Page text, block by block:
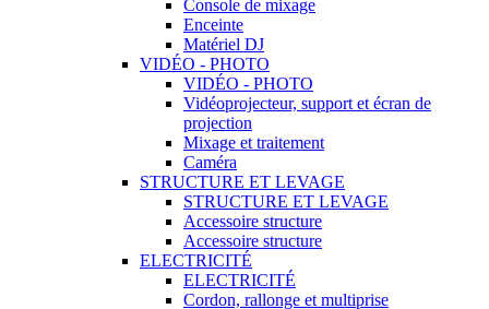
Console de mixage
Enceinte
Matériel DJ
VIDÉO - PHOTO
VIDÉO - PHOTO
Vidéoprojecteur, support et écran de
projection
Mixage et traitement
Caméra
STRUCTURE ET LEVAGE
STRUCTURE ET LEVAGE
Accessoire structure
Accessoire structure
ELECTRICITÉ
ELECTRICITÉ
Cordon, rallonge et multiprise